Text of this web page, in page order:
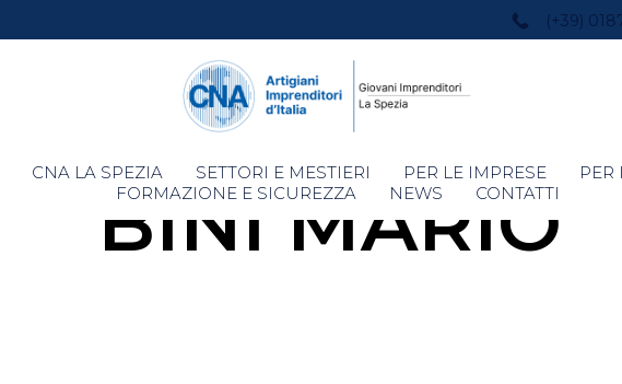
(+39)
Skip
to
CNA LA SPEZIA SETTORI E MESTIERI PER LE IMPRESE
PER
FORMAZIONE E SICUREZZA
NEWS CONTATTI
BINI MARIO